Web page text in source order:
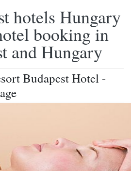
hotels Hungary
booking in
and Hungary
Budapest Hotel -